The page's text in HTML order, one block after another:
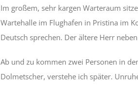
Im großem, sehr kargen Warteraum
Wartehalle im Flughafen in Pristina im
Deutsch sprechen. Der ältere Herr
Ab und zu kommen zwei Personen in
Dolmetscher, verstehe ich später.